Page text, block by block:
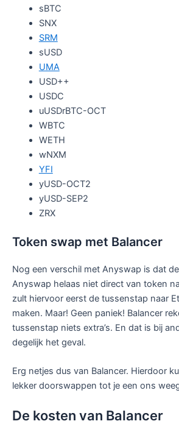
sBTC
SNX
SRM
sUSD
UMA
USD++
USDC
uUSDrBTC-OCT
WBTC
WETH
wNXM
YFI
yUSD-OCT2
yUSD-SEP2
ZRX
Token swap met Balancer
Nog een verschil met Anyswap is dat
Anyswap helaas niet direct van token
zult hiervoor eerst de tussenstap naar
maken. Maar! Geen paniek! Balancer
tussenstap niets extra’s. En dat is bij
degelijk het geval.
Erg netjes dus van Balancer. Hierdoor
lekker doorswappen tot je een ons
De kosten van Balancer